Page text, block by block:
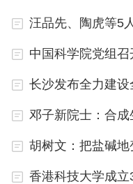
中国科学院党组
长沙发布全力建
胡树文：把盐碱地
香港科技大学成